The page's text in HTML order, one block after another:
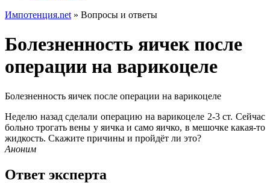
Импотенция.net » Вопросы и ответы
Болезненность яичек после
операции на варикоцеле
Болезненность яичек после операции на варикоцеле
Неделю назад сделали операцию на варикоцеле 2-3 ст. Сейчас
больно трогать вены у яичка и само яичко, в мешочке какая-то
жидкость. Скажите причины и пройдёт ли это?
Аноним
Ответ эксперта